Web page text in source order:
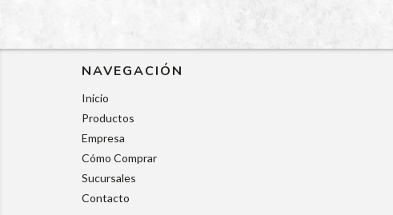
NAVEGACIÓN
Inicio
Productos
Empresa
Cómo Comprar
Sucursales
Contacto